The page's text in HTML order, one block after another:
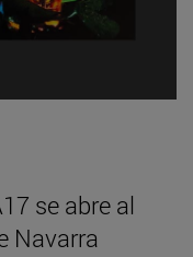
se abre al
Navarra